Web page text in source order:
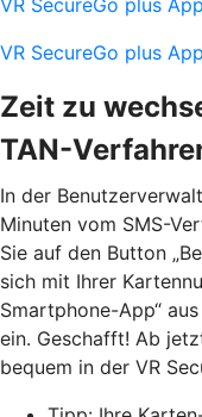
VR SecureGo plus
Zeit zu
TAN-
In der
Minuten vom SMS-
Sie auf den Button
sich mit Ihrer
Smartphone-App“
ein. Geschafft! Ab
bequem in der VR